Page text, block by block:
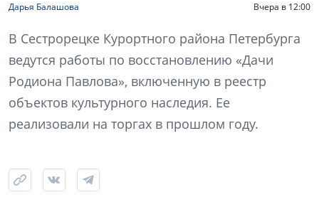
Дарья Балашова Вчера в 12:00
В Сестрорецке Курортного района Петербурга
ведутся работы по восстановлению «Дачи
Родиона Павлова», включенную в реестр
объектов культурного наследия. Ее
реализовали на торгах в прошлом году.